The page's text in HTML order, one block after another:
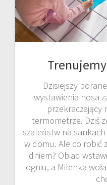
Dzisiejszy
wystawienia nosa
przekraczający
termometrze. Dziś
szaleństw na
w domu. Ale co robić
dniem? Obiad
ogniu, a Milenka